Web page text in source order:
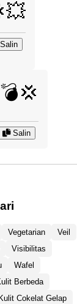
Salin
Vegetarian
Veil
Visibilitas
Wafel
Berbeda
Cokelat Gelap